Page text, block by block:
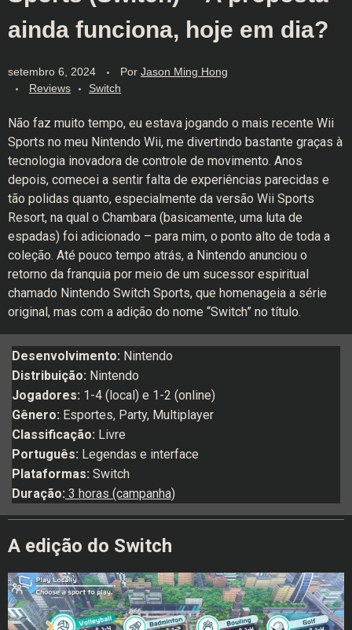
ainda funciona, hoje em dia?
setembro 6, 2024 Por Jason Ming Hong
Reviews
Switch
Não faz muito tempo, eu estava jogando o mais recente Wii
Sports no meu Nintendo Wii, me divertindo bastante graças à
tecnologia inovadora de controle de movimento. Anos
depois, comecei a sentir falta de experiências parecidas e
tão polidas quanto, especialmente da versão Wii Sports
Resort, na qual o Chambara (basicamente, uma luta de
espadas) foi adicionado – para mim, o ponto alto de toda a
coleção. Até pouco tempo atrás, a Nintendo anunciou o
retorno da franquia por meio de um sucessor espiritual
chamado Nintendo Switch Sports, que homenageia a série
original, mas com a adição do nome “Switch” no título.
Desenvolvimento: Nintendo
Distribuição: Nintendo
Jogadores: 1-4 (local) e 1-2 (online)
Gênero: Esportes, Party, Multiplayer
Classificação: Livre
Português: Legendas e interface
Plataformas: Switch
Duração: 3 horas (campanha)
A edição do Switch